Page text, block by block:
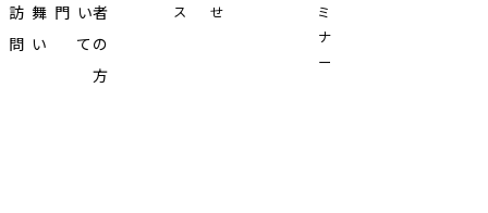
訪
問
舞
い
門 い
て
者
の
方
ス
せ
ミ
ナ
ー